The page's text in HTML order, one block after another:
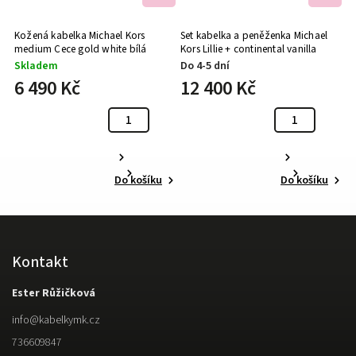
Kožená kabelka Michael Kors
medium Cece gold white bílá
Skladem
6 490 Kč
Do košíku
Set kabelka a peněženka Michael
Kors Lillie + continental vanilla
Do 4-5 dní
12 400 Kč
Do košíku
Kontakt
Ester Růžičková
info@kabelkymk.cz
736609847